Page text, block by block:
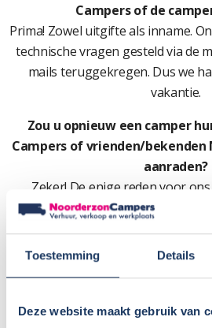
Toestemming Details
Deze website maakt gebruik van
Campers of de
Prima! Zowel uitgifte als inname.
technische vragen gesteld via de
mails teruggekregen. Dus we
vakantie.
Zou u opnieuw een camper
Campers of vrienden/bekenden
aanraden?
Zeker! De enige reden voor
verhuurder is, dat
buscamper niet in haar
zouden willen
Cijfer:9